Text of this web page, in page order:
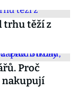
trhu těží z
Proč
nakupují